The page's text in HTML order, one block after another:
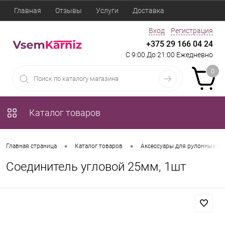
Главная Отзывы Услуги Доставка
Вход Регистрация
+375 29 166 04 24
С 9:00 До 21:00 Ежедневно
0
Каталог товаров
Главная страница • Каталог товаров • Аксессуары для рулонных
Соединитель угловой 25мм, 1шт